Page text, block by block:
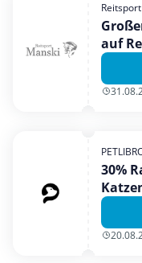
Urlaub & Reise
auf
30%